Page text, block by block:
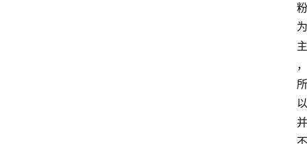
粉
为
主
，
所
以
并
不